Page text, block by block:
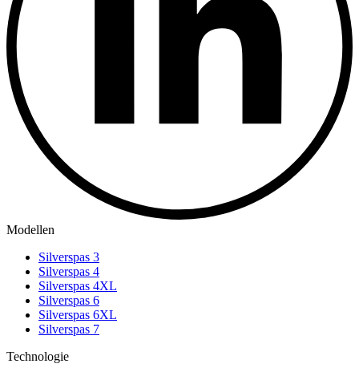
Modellen
Silverspas 3
Silverspas 4
Silverspas 4XL
Silverspas 6
Silverspas 6XL
Silverspas 7
Technologie